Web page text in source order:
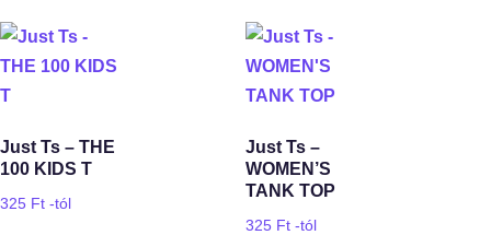
Just Ts – THE
100 KIDS T
325 Ft -tól
Just Ts –
WOMEN’S
TANK TOP
325 Ft -tól